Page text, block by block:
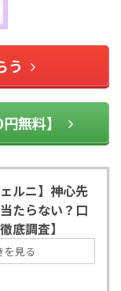
う
無料】
ルニ】神心先
たらない？口
底調査】
を見る